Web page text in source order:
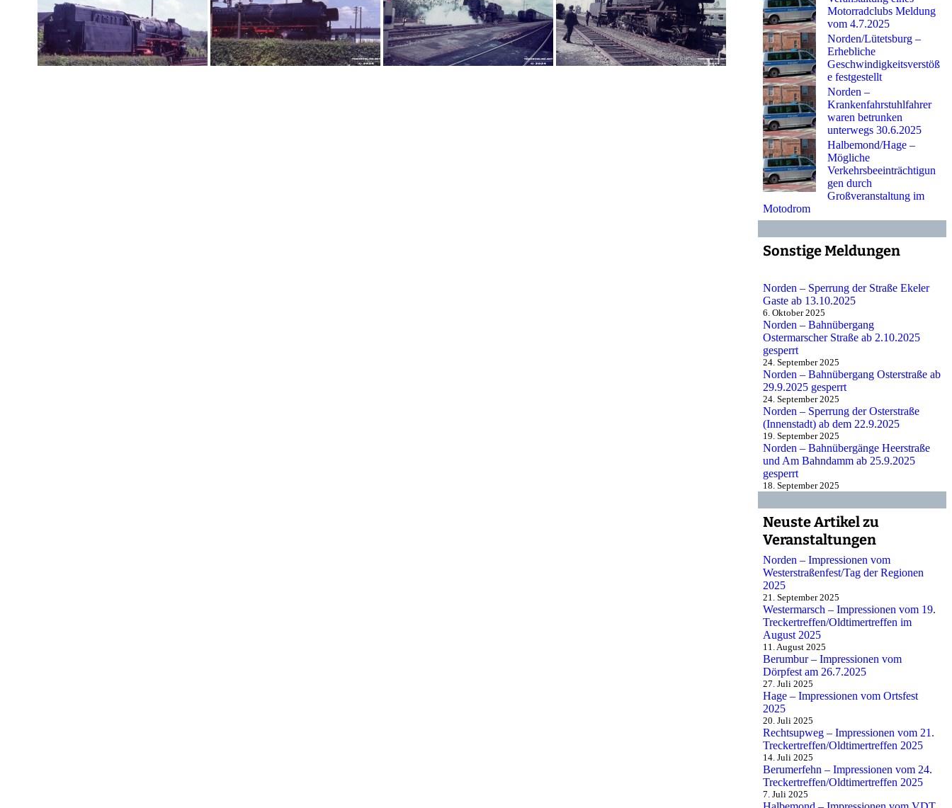
Motorradclubs Meldung
vom 4.7.2025
Norden/Lütetsburg –
Erhebliche
Geschwindigkeitsverstöß
e festgestellt
Norden –
Krankenfahrstuhlfahrer
waren betrunken
unterwegs 30.6.2025
Halbemond/Hage –
Mögliche
Verkehrsbeeinträchtigun
gen durch
Großveranstaltung im
Motodrom
Sonstige Meldungen
Norden – Sperrung der Straße Ekeler
Gaste ab 13.10.2025
6. Oktober 2025
Norden – Bahnübergang
Ostermarscher Straße ab 2.10.2025
gesperrt
24. September 2025
Norden – Bahnübergang Osterstraße ab
29.9.2025 gesperrt
24. September 2025
Norden – Sperrung der Osterstraße
(Innenstadt) ab dem 22.9.2025
19. September 2025
Norden – Bahnübergänge Heerstraße
und Am Bahndamm ab 25.9.2025
gesperrt
18. September 2025
Neuste Artikel zu
Veranstaltungen
Norden – Impressionen vom
Westerstraßenfest/Tag der Regionen
2025
21. September 2025
Westermarsch – Impressionen vom 19.
Treckertreffen/Oldtimertreffen im
August 2025
11. August 2025
Berumbur – Impressionen vom
Dörpfest am 26.7.2025
27. Juli 2025
Hage – Impressionen vom Ortsfest
2025
20. Juli 2025
Rechtsupweg – Impressionen vom 21.
Treckertreffen/Oldtimertreffen 2025
14. Juli 2025
Berumerfehn – Impressionen vom 24.
Treckertreffen/Oldtimertreffen 2025
7. Juli 2025